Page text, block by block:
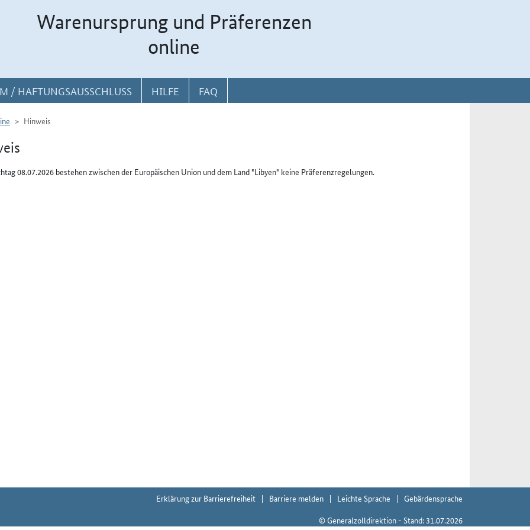
Warenursprung und Präferenzen
online
/ HAFTUNGSAUSSCHLUSS HILFE FAQ
Hinweis
08.07.2026 bestehen zwischen der Europäischen Union und dem Land "Libyen" keine Präferenzregelungen.
Erklärung zur Barrierefreiheit Barriere melden Leichte Sprache
Gebärdensprache
© Generalzolldirektion - Stand: 31.07.2026